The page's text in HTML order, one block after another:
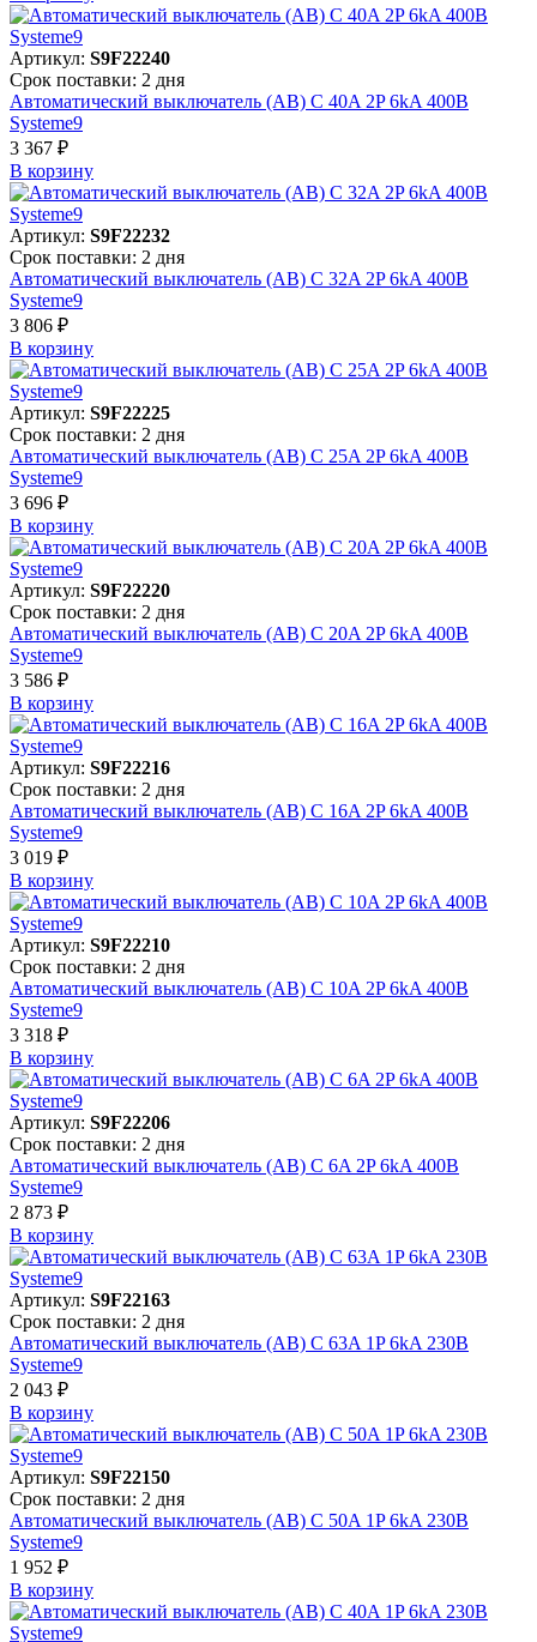
Артикул: S9F22240
Срок поставки: 2 дня
Автоматический выключатель (АВ) C 40A 2P 6kA 400В
Systeme9
3 367 ₽
В корзинy
Артикул: S9F22232
Срок поставки: 2 дня
Автоматический выключатель (АВ) C 32A 2P 6kA 400В
Systeme9
3 806 ₽
В корзинy
Артикул: S9F22225
Срок поставки: 2 дня
Автоматический выключатель (АВ) C 25A 2P 6kA 400В
Systeme9
3 696 ₽
В корзинy
Артикул: S9F22220
Срок поставки: 2 дня
Автоматический выключатель (АВ) C 20A 2P 6kA 400В
Systeme9
3 586 ₽
В корзинy
Артикул: S9F22216
Срок поставки: 2 дня
Автоматический выключатель (АВ) C 16A 2P 6kA 400В
Systeme9
3 019 ₽
В корзинy
Артикул: S9F22210
Срок поставки: 2 дня
Автоматический выключатель (АВ) C 10A 2P 6kA 400В
Systeme9
3 318 ₽
В корзинy
Артикул: S9F22206
Срок поставки: 2 дня
Автоматический выключатель (АВ) C 6A 2P 6kA 400В
Systeme9
2 873 ₽
В корзинy
Артикул: S9F22163
Срок поставки: 2 дня
Автоматический выключатель (АВ) C 63A 1P 6kA 230В
Systeme9
2 043 ₽
В корзинy
Артикул: S9F22150
Срок поставки: 2 дня
Автоматический выключатель (АВ) C 50A 1P 6kA 230В
Systeme9
1 952 ₽
В корзинy